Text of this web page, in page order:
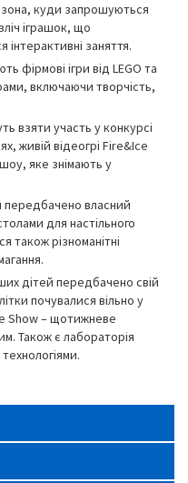
зона, куди запрошуються
іграшок, що
заняття.
фірмові ігри від LEGO та
включаючи творчість,
взяти участь у конкурсі
живій відеогрі Fire&Ice
яке знімають у
передбачено власний
для настільного
також різноманітні
дітей передбачено свій
почувалися вільно у
Show – щотижневе
Також є лабораторія